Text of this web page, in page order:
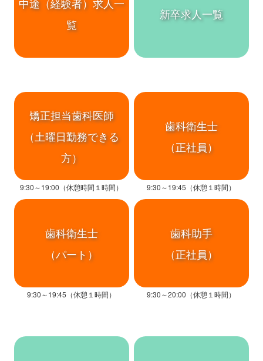
覧
新卒求人一覧
矯正担当歯科医師
（土曜日勤務できる
方）
9:30～19:00（休憩時間１時間）
歯科衛生士
（正社員）
9:30～19:45（休憩１時間）
歯科衛生士
（パート）
9:30～19:45（休憩１時間）
歯科助手
（正社員）
9:30～20:00（休憩１時間）